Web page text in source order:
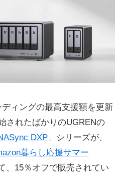
ィングの最高支援額を更新
されたばかりのUGRENの
DXP」シリーズが、
暮らし応援サマー
、15％オフで販売されてい